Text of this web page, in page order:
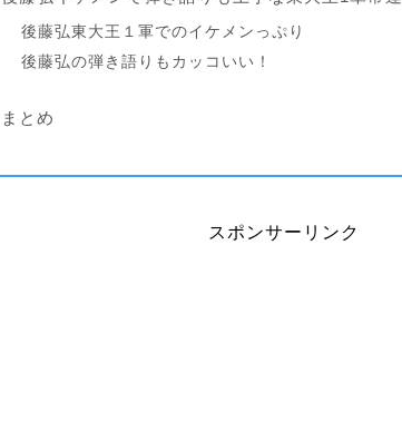
後藤弘東大王１軍でのイケメンっぷり
後藤弘の弾き語りもカッコいい！
まとめ
スポンサーリンク